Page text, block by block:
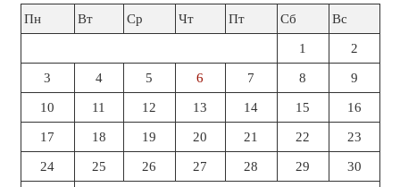
Пн
Вт Ср Чт Пт Сб Вс
1 2
3 4 5 6 7 8 9
10 11 12 13 14 15 16
17 18 19 20 21 22 23
24 25 26 27 28 29 30